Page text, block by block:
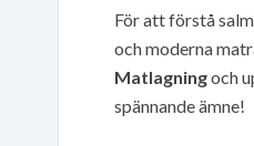
För att förstå
och moderna
Matlagningoch
spännande ämne!